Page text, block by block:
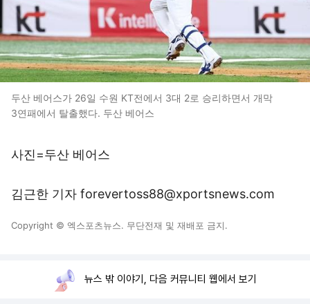
두산 베어스가 26일 수원 KT전에서 3대 2로 승리하면서 개막
3연패에서 탈출했다. 두산 베어스
사진=두산 베어스
김근한 기자 forevertoss88@xportsnews.com
Copyright © 엑스포츠뉴스. 무단전재 및 재배포 금지.
뉴스 밖 이야기, 다음 커뮤니티 웹에서 보기